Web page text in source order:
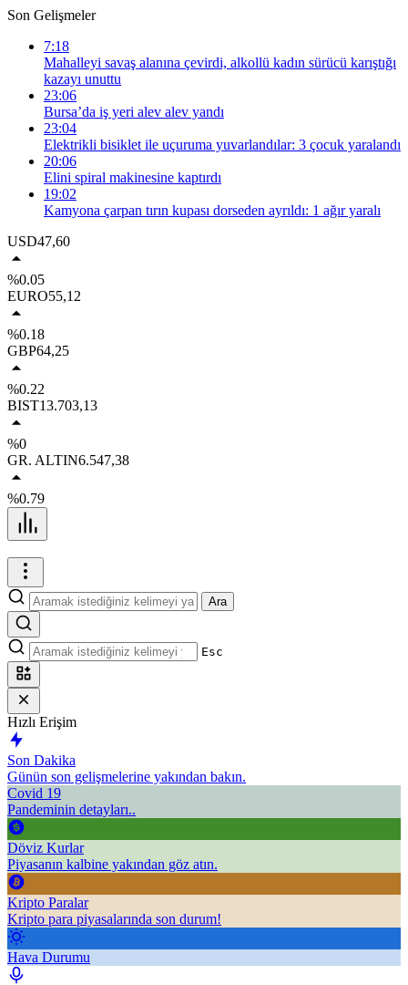
Son Gelişmeler
7:18
Mahalleyi savaş alanına çevirdi, alkollü kadın sürücü karıştığı
kazayı unuttu
23:06
Bursa’da iş yeri alev alev yandı
23:04
Elektrikli bisiklet ile uçuruma yuvarlandılar: 3 çocuk yaralandı
20:06
Elini spiral makinesine kaptırdı
19:02
Kamyona çarpan tırın kupası dorseden ayrıldı: 1 ağır yaralı
USD47,60
%0.05
EURO55,12
%0.18
GBP64,25
%0.22
BIST13.703,13
%0
GR. ALTIN6.547,38
%0.79
Ara
Esc
Hızlı Erişim
Son Dakika
Günün son gelişmelerine yakından bakın.
Covid 19
Pandeminin detayları..
Döviz Kurlar
Piyasanın kalbine yakından göz atın.
Kripto Paralar
Kripto para piyasalarında son durum!
Hava Durumu